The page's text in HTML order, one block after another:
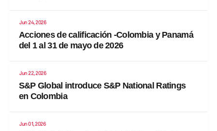
Jun 24, 2026
Acciones de calificación -Colombia y Panamá
del 1 al 31 de mayo de 2026
Jun 22, 2026
S&P Global introduce S&P National Ratings
en Colombia
Jun 01, 2026